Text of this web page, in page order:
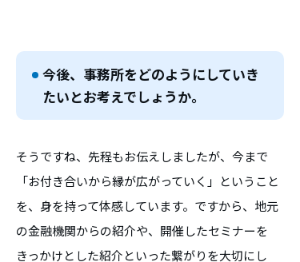
今後、事務所をどのようにしていき
たいとお考えでしょうか。
そうですね、先程もお伝えしましたが、今まで
「お付き合いから縁が広がっていく」ということ
を、身を持って体感しています。ですから、地元
の金融機関からの紹介や、開催したセミナーを
きっかけとした紹介といった繋がりを大切にし